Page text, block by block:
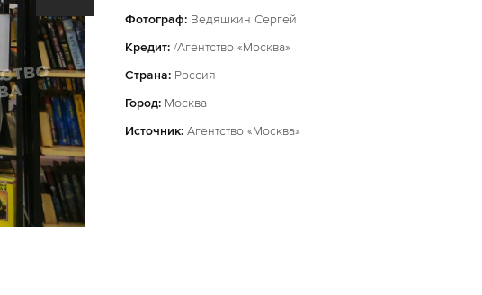
Фотограф: Ведяшкин Сергей
Кредит: /Агентство «Москва»
Страна: Россия
Город: Москва
Источник: Агентство «Москва»